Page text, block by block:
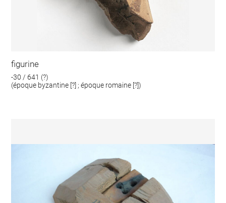
figurine
-30 / 641 (?)
(époque byzantine [?] ; époque romaine [?])